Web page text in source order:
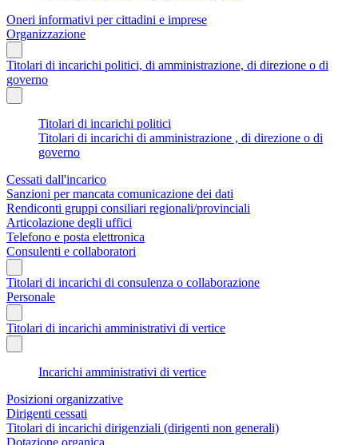
Oneri informativi per cittadini e imprese
Organizzazione
Titolari di incarichi politici, di amministrazione, di direzione o di
governo
Titolari di incarichi politici
Titolari di incarichi di amministrazione , di direzione o di
governo
Cessati dall'incarico
Sanzioni per mancata comunicazione dei dati
Rendiconti gruppi consiliari regionali/provinciali
Articolazione degli uffici
Telefono e posta elettronica
Consulenti e collaboratori
Titolari di incarichi di consulenza o collaborazione
Personale
Titolari di incarichi amministrativi di vertice
Incarichi amministrativi di vertice
Posizioni organizzative
Dirigenti cessati
Titolari di incarichi dirigenziali (dirigenti non generali)
Dotazione organica